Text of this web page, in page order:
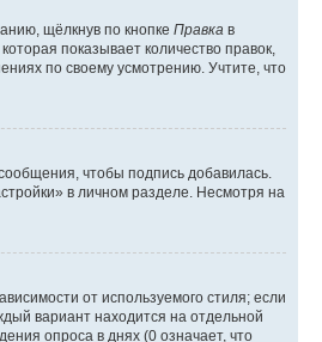
щёлкнув по кнопке Правка в
показывает количество правок,
по своему усмотрению. Учтите, что
чтобы подпись добавилась.
в личном разделе. Несмотря на
от используемого стиля; если
вариант находится на отдельной
опроса в днях (0 означает, что